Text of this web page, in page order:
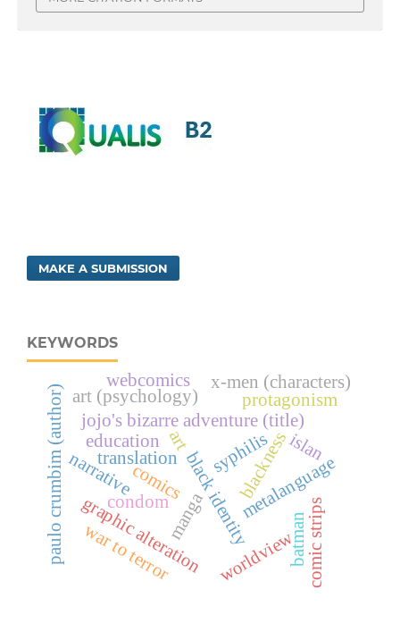
MAKE A SUBMISSION
KEYWORDS
art
comics
translation
graphic alteration
jojo's bizarre adventure (title)
blackness
black identity
manga
paulo crumbim (author) metalanguage
worldview
protagonism
comic strips
x-men (characters)
islan
war to terror
syphilis
condom
art (psychology)
education
webcomics
batman
narrative